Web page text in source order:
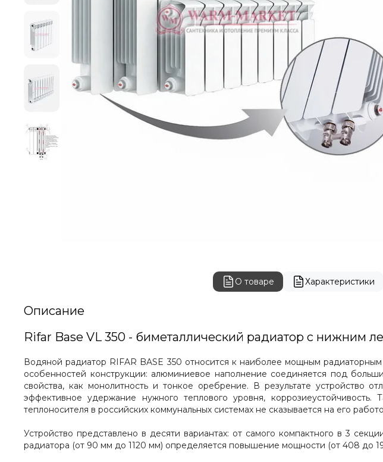
О товаре Характеристики
Описание
Rifar Base VL 350 - биметаллический радиатор с нижним
Водяной радиатор RIFAR BASE 350 относится к наиболее мощным
особенностей конструкции: алюминиевое наполнение соединяется под
свойства, как монолитность и тонкое оребрение. В результате устройство
эффективное удержание нужного теплового уровня,
теплоносителя в российских коммунальных системах не сказывается на его
Устройство представлено в десяти вариантах: от самого компактного в 3
радиатора (от 90 мм до 1120 мм) определяется повышение мощности (от 408 до